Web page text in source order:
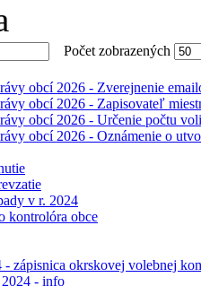
Počet zobrazených
obcí 2026 - Zverejnenie
obcí 2026 - Zapisovateľ
obcí 2026 - Určenie počtu
obcí 2026 - Oznámenie o
v r. 2024
kontrolóra obce
zápisnica okrskovej volebnej
- info